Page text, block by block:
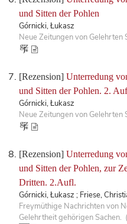
und Sitten der Pohlen
Górnicki, Łukasz
Neue Zeitungen von
[Rezension] Unterredung
und Sitten der Pohlen. 2.
Górnicki, Łukasz
Neue Zeitungen von
[Rezension] Unterredung
und Sitten der Pohlen, zur
Dritten. 2.Aufl.
Górnicki, Łukasz ; Friese,
Freymüthige Nachrichten von
Gelehrtheit gehörigen Sachen.